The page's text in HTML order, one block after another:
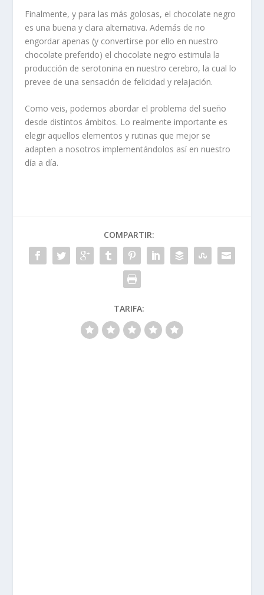
Finalmente, y para las más golosas, el chocolate negro
es una buena y clara alternativa. Además de no
engordar apenas (y convertirse por ello en nuestro
chocolate preferido) el chocolate negro estimula la
producción de serotonina en nuestro cerebro, la cual lo
prevee de una sensación de felicidad y relajación.
Como veis, podemos abordar el problema del sueño
desde distintos ámbitos. Lo realmente importante es
elegir aquellos elementos y rutinas que mejor se
adapten a nosotros implementándolos así en nuestro
día a día.
COMPARTIR:
TARIFA: